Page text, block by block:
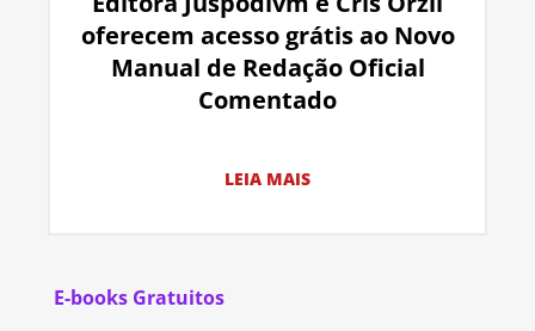
oferecem acesso grátis ao Novo
Manual de Redação Oficial
Comentado
LEIA MAIS
E-books Gratuitos